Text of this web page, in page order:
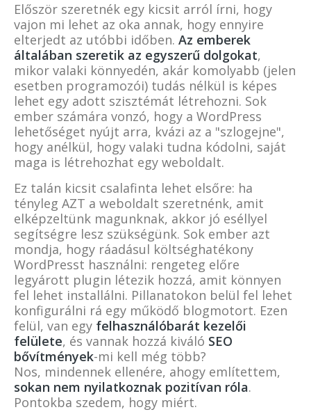
Először szeretnék egy kicsit arról írni, hogy
vajon mi lehet az oka annak, hogy ennyire
elterjedt az utóbbi időben. Az emberek
általában szeretik az egyszerű dolgokat,
mikor valaki könnyedén, akár komolyabb (jelen
esetben programozói) tudás nélkül is képes
lehet egy adott szisztémát létrehozni. Sok
ember számára vonzó, hogy a WordPress
lehetőséget nyújt arra, kvázi az a "szlogejne",
hogy anélkül, hogy valaki tudna kódolni, saját
maga is létrehozhat egy weboldalt.
Ez talán kicsit csalafinta lehet elsőre: ha
tényleg AZT a weboldalt szeretnénk, amit
elképzeltünk magunknak, akkor jó eséllyel
segítségre lesz szükségünk. Sok ember azt
mondja, hogy ráadásul költséghatékony
WordPresst használni: rengeteg előre
legyárott plugin létezik hozzá, amit könnyen
fel lehet installálni. Pillanatokon belül fel lehet
konfigurálni rá egy működő blogmotort. Ezen
felül, van egy felhasználóbarát kezelői
felülete, és vannak hozzá kiváló SEO
bővítmények-mi kell még több?
Nos, mindennek ellenére, ahogy említettem,
sokan nem nyilatkoznak pozitívan róla.
Pontokba szedem, hogy miért.